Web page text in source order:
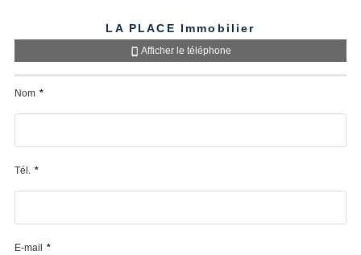
LA PLACE Immobilier
Afficher le téléphone
Nom *
Tél. *
E-mail *